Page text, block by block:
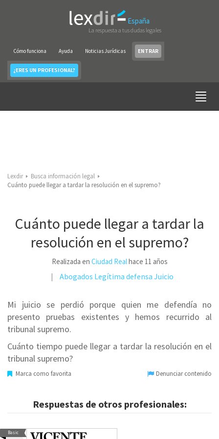
España
La respuesta a tus dudas legales
Cómo funciona Ayuda Noticias Jurídicas ENTRAR
¿ERES UN PROFESIONAL?
Lexdir
Busca información legal
Cuánto puede llegar a tardar la resolución en el supremo?
Cuánto puede llegar a tardar la
resolución en el supremo?
Realizada en Ciudad Realhace 11 años
Abogados Legítima defensa Juicio
Mi juicio se perdió porque quien me defendía no
presento pruebas existentes y hemos recurrido al
tribunal supremo.
Cuánto tiempo puede llegar a tardar la resolución en el
tribunal supremo?
Marca como favorita Denunciar contenido
Respuestas de otros profesionales:
Basic